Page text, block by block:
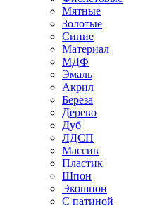
Мятные
Золотые
Синие
Материал
МДФ
Эмаль
Акрил
Береза
Дерево
Дуб
ЛДСП
Массив
Пластик
Шпон
Экошпон
С патиной